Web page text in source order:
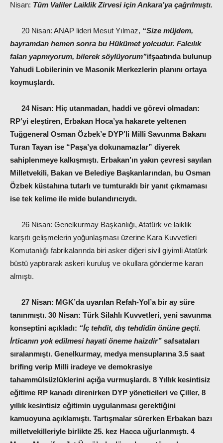
Nisan: Tüm Valiler Laiklik Zirvesi için Ankara’ya çağrılmıştı.
20 Nisan: ANAP lideri Mesut Yılmaz, “Size müjdem,
bayramdan hemen sonra bu Hükümet yolcudur. Falcılık
falan yapmıyorum, bilerek söylüyorum”ifşaatında bulunup
Yahudi Lobilerinin ve Masonik Merkezlerin planını ortaya
koymuşlardı.
24 Nisan: Hiç utanmadan, haddi ve görevi olmadan:
RP’yi eleştiren, Erbakan Hoca’ya hakarete yeltenen
Tuğgeneral Osman Özbek’e DYP’li Milli Savunma Bakanı
Turan Tayan ise “Paşa’ya dokunamazlar” diyerek
sahiplenmeye kalkışmıştı. Erbakan’ın yakın çevresi sayılan
Milletvekili, Bakan ve Belediye Başkanlarından, bu Osman
Özbek küstahına tutarlı ve tumturaklı bir yanıt çıkmaması
ise tek kelime ile mide bulandırıcıydı.
26 Nisan: Genelkurmay Başkanlığı, Atatürk ve laiklik
karşıtı gelişmelerin yoğunlaşması üzerine Kara Kuvvetleri
Komutanlığı fabrikalarında biri asker diğeri sivil giyimli Atatürk
büstü yaptırarak askeri kuruluş ve okullara gönderme kararı
almıştı.
27 Nisan: MGK’da uyarılan Refah-Yol’a bir ay süre
tanınmıştı. 30 Nisan: Türk Silahlı Kuvvetleri, yeni savunma
konseptini açıkladı: “İç tehdit, dış tehdidin önüne geçti.
İrticanın yok edilmesi hayati öneme haizdir” safsataları
sıralanmıştı. Genelkurmay, medya mensuplarına 3.5 saat
brifing verip Milli iradeye ve demokrasiye
tahammülsüzlüklerini açığa vurmuşlardı. 8 Yıllık kesintisiz
eğitime RP kanadı direnirken DYP yöneticileri ve Çiller, 8
yıllık kesintisiz eğitimin uygulanması gerektiğini
kamuoyuna açıklamıştı. Tartışmalar sürerken Erbakan bazı
milletvekilleriyle birlikte 25. kez Hacca uğurlanmıştı. 4